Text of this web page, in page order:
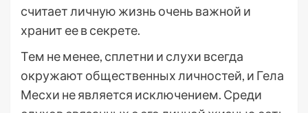
считает личную жизнь очень важной и
хранит ее в секрете.
Тем не менее, сплетни и слухи всегда
окружают общественных личностей, и Гела
Месхи не является исключением. Среди